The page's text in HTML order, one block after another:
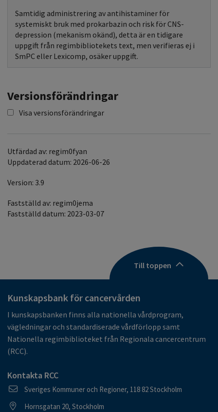
Samtidig administrering av antihistaminer för
systemiskt bruk med prokarbazin och risk för CNS-
depression (mekanism okänd), detta är en tidigare
uppgift från regimbibliotekets text, men verifieras ej i
SmPC eller Lexicomp, osäker uppgift.
Versionsförändringar
Visa versionsförändringar
Utfärdad av: regim0fyan
Uppdaterad datum: 2026-06-26
Version: 3.9
Fastställd av: regim0jema
Fastställd datum: 2023-03-07
Till toppen
Kunskapsbank för cancervården
I kunskapsbanken finns alla nationella vårdprogram,
vägledningar och standardiserade vårdförlopp samt
Nationella regimbiblioteket från Regionala cancercentrum
(RCC).
Kontakta RCC
Postadress
Sveriges Kommuner och Regioner, 118 82 Stockholm
Besöksadress
Hornsgatan 20, Stockholm